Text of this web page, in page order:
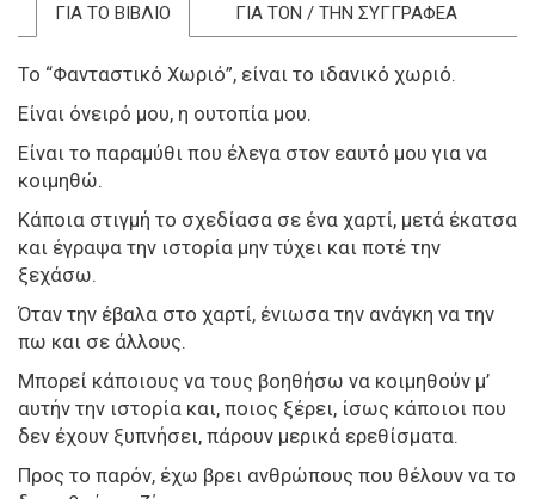
ΓΙΑ ΤΟ ΒΙΒΛΙΟ ΓΙΑ ΤΟΝ / ΤΗΝ ΣΥΓΓΡΑΦΕΑ
Το “Φανταστικό Χωριό”, είναι το ιδανικό χωριό.
Είναι όνειρό μου, η ουτοπία μου.
Είναι το παραμύθι που έλεγα στον εαυτό μου για να
κοιμηθώ.
Κάποια στιγμή το σχεδίασα σε ένα χαρτί, μετά έκατσα
και έγραψα την ιστορία μην τύχει και ποτέ την
ξεχάσω.
Όταν την έβαλα στο χαρτί, ένιωσα την ανάγκη να την
πω και σε άλλους.
Μπορεί κάποιους να τους βοηθήσω να κοιμηθούν μ’
αυτήν την ιστορία και, ποιος ξέρει, ίσως κάποιοι που
δεν έχουν ξυπνήσει, πάρουν μερικά ερεθίσματα.
Προς το παρόν, έχω βρει ανθρώπους που θέλουν να το